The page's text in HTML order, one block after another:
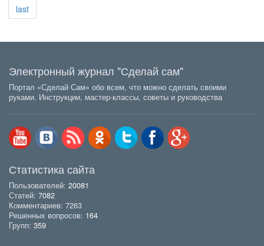
last
Электронный журнал "Сделай сам"
Портал «Сделай Сам» обо всем, что можно сделать своими
руками. Инструкции, мастер-классы, советы и руководства
Статистика сайта
Пользователей: 20081
Статей: 7082
Комментариев: 7263
Решенных вопросов: 164
Групп: 359